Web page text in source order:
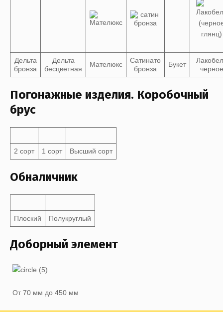
Дельта
бронза
Дельта
бесцветная
Мателюкс
Сатинато
бронза
Букет
черное
Погонажные изделия. Коробочный
брус
2 сорт 1 сорт Высший сорт
Обналичник
Плоский Полукруглый
Доборный элемент
От 70 мм до 450 мм